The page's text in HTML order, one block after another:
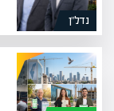
נדל”ן